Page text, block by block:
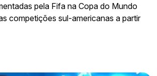
pela Fifa na Copa do Mundo
competições sul-americanas a partir